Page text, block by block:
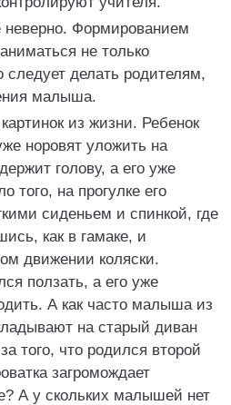
неверно. Формированием
не только
делать родителям,
малыша.
из жизни. Ребенок
норовят уложить на
голову, а его уже
того, на прогулке его
сиденьем и спинкой, где
как в гамаке, и
движении коляски.
ползать, а его уже
А как часто малыша из
на старый диван
того, что родился второй
загромождает
А у скольких малышей нет